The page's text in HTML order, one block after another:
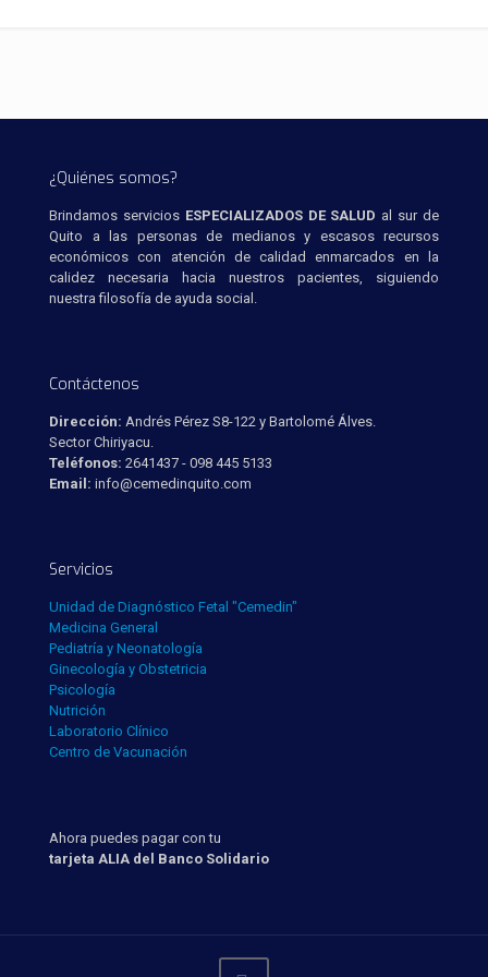
¿Quiénes somos?
Brindamos servicios ESPECIALIZADOS DE SALUD al sur de
Quito a las personas de medianos y escasos recursos
económicos con atención de calidad enmarcados en la
calidez necesaria hacia nuestros pacientes, siguiendo
nuestra filosofía de ayuda social.
Contáctenos
Dirección: Andrés Pérez S8-122 y Bartolomé Álves.
Sector Chiriyacu.
Teléfonos: 2641437 - 098 445 5133
Email: info@cemedinquito.com
Servicios
Unidad de Diagnóstico Fetal "Cemedin"
Medicina General
Pediatría y Neonatología
Ginecología y Obstetricia
Psicología
Nutrición
Laboratorio Clínico
Centro de Vacunación
Ahora puedes pagar con tu
tarjeta ALIA del Banco Solidario